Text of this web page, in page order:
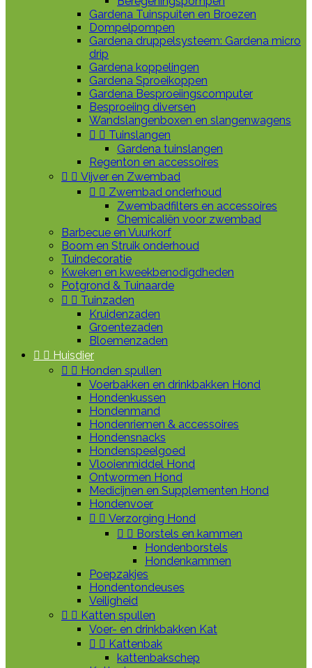
Gardena Tuinspuiten en Broezen
Dompelpompen
Gardena druppelsysteem: Gardena micro
drip
Gardena koppelingen
Gardena Sproeikoppen
Gardena Besproeiingscomputer
Besproeiing diversen
Wandslangenboxen en slangenwagens
  Tuinslangen
Gardena tuinslangen
Regenton en accessoires
  Vijver en Zwembad
  Zwembad onderhoud
Zwembadfilters en accessoires
Chemicaliën voor zwembad
Barbecue en Vuurkorf
Boom en Struik onderhoud
Tuindecoratie
Kweken en kweekbenodigdheden
Potgrond & Tuinaarde
  Tuinzaden
Kruidenzaden
Groentezaden
Bloemenzaden
  Huisdier
  Honden spullen
Voerbakken en drinkbakken Hond
Hondenkussen
Hondenmand
Hondenriemen & accessoires
Hondensnacks
Hondenspeelgoed
Vlooienmiddel Hond
Ontwormen Hond
Medicijnen en Supplementen Hond
Hondenvoer
  Verzorging Hond
  Borstels en kammen
Hondenborstels
Hondenkammen
Poepzakjes
Hondentondeuses
Veiligheid
  Katten spullen
Voer- en drinkbakken Kat
  Kattenbak
kattenbakschep